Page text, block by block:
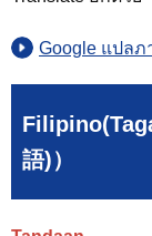
Google แปลภ
語)）